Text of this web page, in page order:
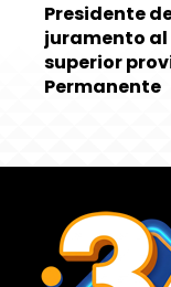
Presidente
juramento al
superior
Permanente